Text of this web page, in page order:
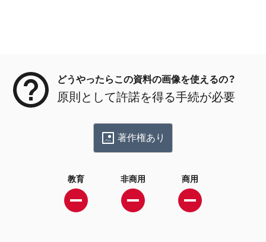
どうやったらこの資料の画像を使えるの？
原則として許諾を得る手続が必要
著作権あり
教育 非商用 商用